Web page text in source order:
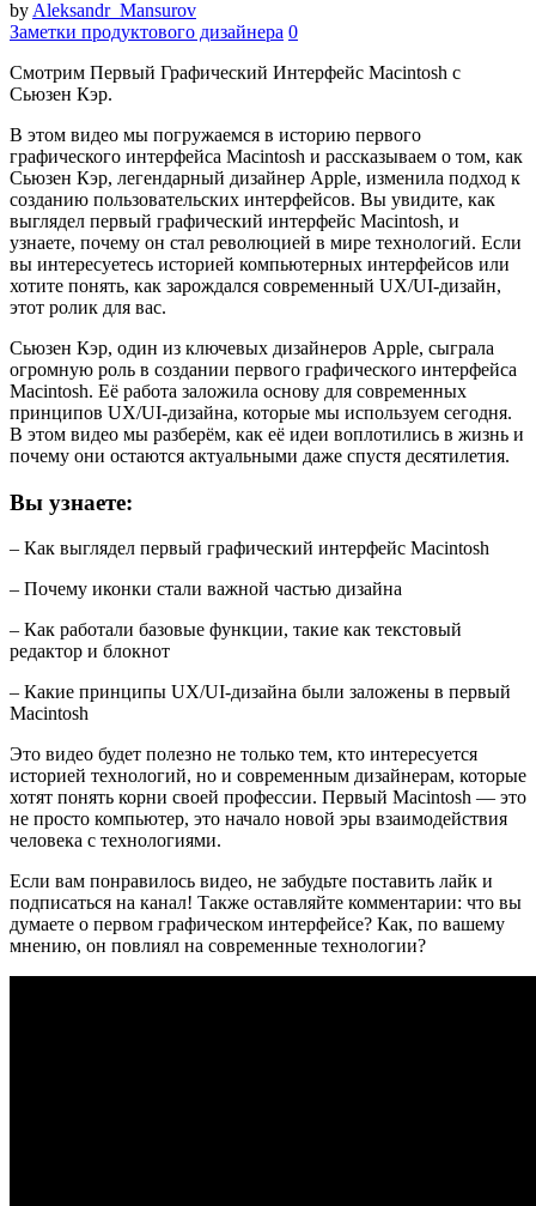
by Aleksandr_Mansurov
Заметки продуктового дизайнера 0
Смотрим Первый Графический Интерфейс Macintosh с
Сьюзен Кэр.
В этом видео мы погружаемся в историю первого
графического интерфейса Macintosh и рассказываем о том, как
Сьюзен Кэр, легендарный дизайнер Apple, изменила подход к
созданию пользовательских интерфейсов. Вы увидите, как
выглядел первый графический интерфейс Macintosh, и
узнаете, почему он стал революцией в мире технологий. Если
вы интересуетесь историей компьютерных интерфейсов или
хотите понять, как зарождался современный UX/UI-дизайн,
этот ролик для вас.
Сьюзен Кэр, один из ключевых дизайнеров Apple, сыграла
огромную роль в создании первого графического интерфейса
Macintosh. Её работа заложила основу для современных
принципов UX/UI-дизайна, которые мы используем сегодня.
В этом видео мы разберём, как её идеи воплотились в жизнь и
почему они остаются актуальными даже спустя десятилетия.
Вы узнаете:
– Как выглядел первый графический интерфейс Macintosh
– Почему иконки стали важной частью дизайна
– Как работали базовые функции, такие как текстовый
редактор и блокнот
– Какие принципы UX/UI-дизайна были заложены в первый
Macintosh
Это видео будет полезно не только тем, кто интересуется
историей технологий, но и современным дизайнерам, которые
хотят понять корни своей профессии. Первый Macintosh — это
не просто компьютер, это начало новой эры взаимодействия
человека с технологиями.
Если вам понравилось видео, не забудьте поставить лайк и
подписаться на канал! Также оставляйте комментарии: что вы
думаете о первом графическом интерфейсе? Как, по вашему
мнению, он повлиял на современные технологии?